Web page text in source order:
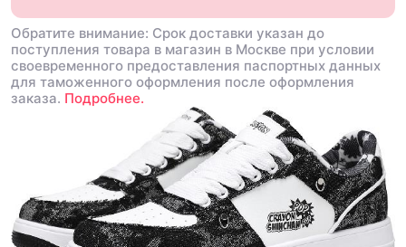
Обратите внимание: Срок доставки указан до
поступления товара в магазин в Москве при условии
своевременного предоставления паспортных данных
для таможенного оформления после оформления
заказа. Подробнее.